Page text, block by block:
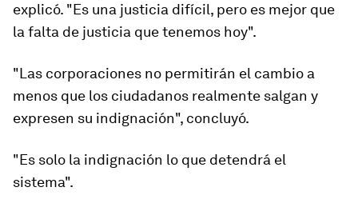
explicó. "Es una justicia difícil, pero es mejor que
la falta de justicia que tenemos hoy".
"Las corporaciones no permitirán el cambio a
menos que los ciudadanos realmente salgan y
expresen su indignación", concluyó.
"Es solo la indignación lo que detendrá el
sistema".